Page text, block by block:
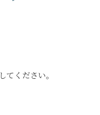
してください。